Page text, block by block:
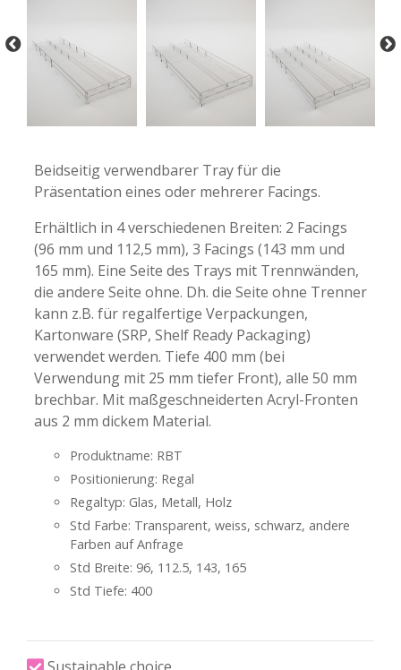
Beidseitig verwendbarer Tray für die
Präsentation eines oder mehrerer Facings.
Erhältlich in 4 verschiedenen Breiten: 2 Facings
(96 mm und 112,5 mm), 3 Facings (143 mm und
165 mm). Eine Seite des Trays mit Trennwänden,
die andere Seite ohne. Dh. die Seite ohne Trenner
kann z.B. für regalfertige Verpackungen,
Kartonware (SRP, Shelf Ready Packaging)
verwendet werden. Tiefe 400 mm (bei
Verwendung mit 25 mm tiefer Front), alle 50 mm
brechbar. Mit maßgeschneiderten Acryl-Fronten
aus 2 mm dickem Material.
Produktname: RBT
Positionierung: Regal
Regaltyp: Glas, Metall, Holz
Std Farbe: Transparent, weiss, schwarz, andere
Farben auf Anfrage
Std Breite: 96, 112.5, 143, 165
Std Tiefe: 400